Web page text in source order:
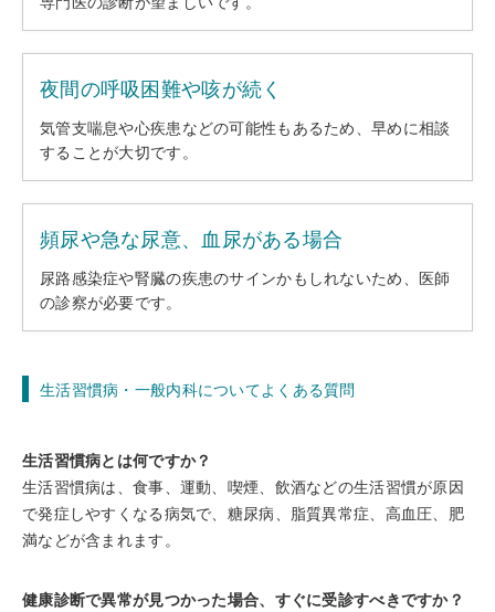
夜間の呼吸困難や咳が続く
気管支喘息や心疾患などの可能性もあるため、早めに相談
することが大切です。
頻尿や急な尿意、血尿がある場合
尿路感染症や腎臓の疾患のサインかもしれないため、医師
の診察が必要です。
生活習慣病・一般内科についてよくある質問
生活習慣病とは何ですか？
生活習慣病は、食事、運動、喫煙、飲酒などの生活習慣が原因
で発症しやすくなる病気で、糖尿病、脂質異常症、高血圧、肥
満などが含まれます。
健康診断で異常が見つかった場合、すぐに受診すべきですか？